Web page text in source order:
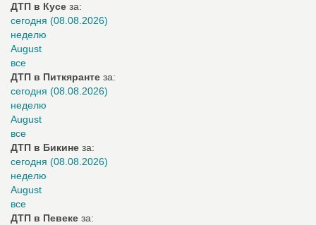
ДТП в Кусе за:
сегодня (08.08.2026)
неделю
August
все
ДТП в Питкяранте за:
сегодня (08.08.2026)
неделю
August
все
ДТП в Бикине за:
сегодня (08.08.2026)
неделю
August
все
ДТП в Певеке за: